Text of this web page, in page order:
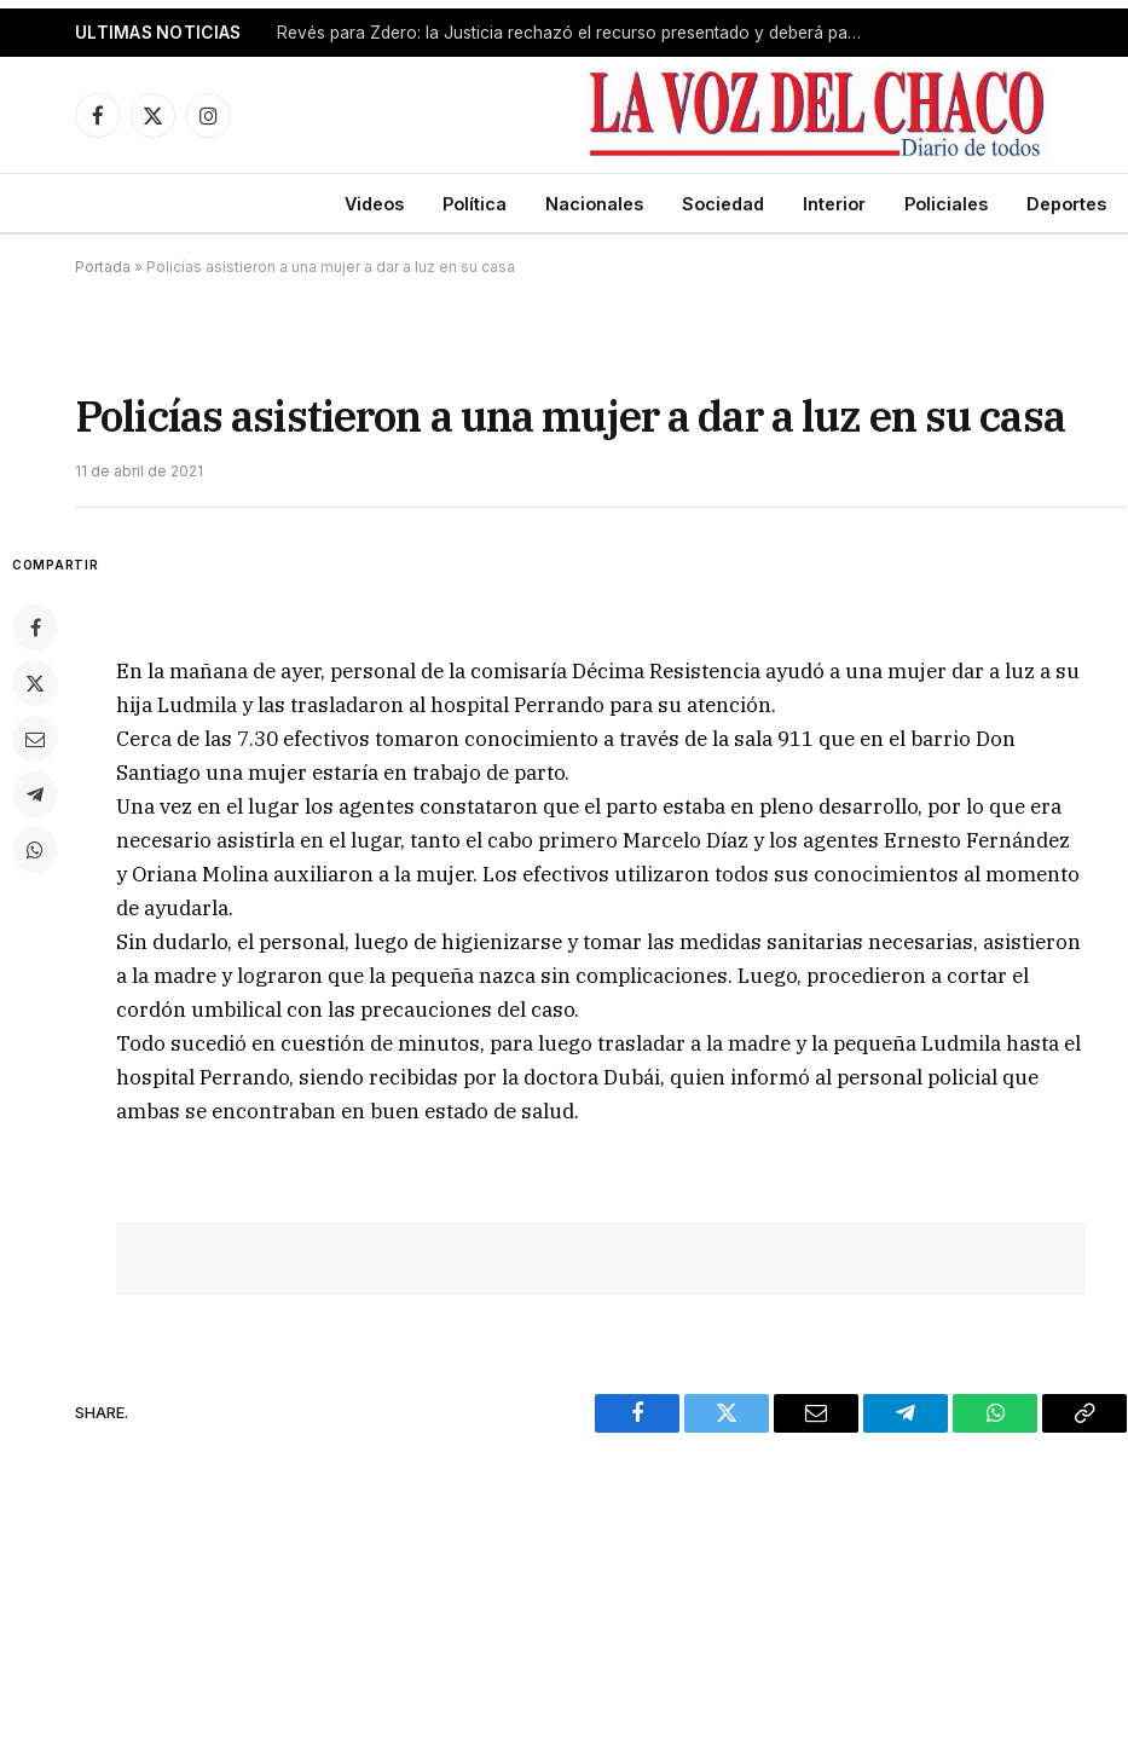
ULTIMAS NOTICIAS Revés para Zdero: la Justicia rechazó el recurso presentado y deberá pagar el fondo estímulo a trabajadores de Producción
Facebook
X
Instagram
Videos Política Nacionales Sociedad Interior Policiales Deportes
Portada » Policías asistieron a una mujer a dar a luz en su casa
Policías asistieron a una mujer a dar a luz en su casa
11 de abril de 2021
COMPARTIR
En la mañana de ayer, personal de la comisaría Décima Resistencia ayudó a una mujer dar a luz a su
hija Ludmila y las trasladaron al hospital Perrando para su atención.
Cerca de las 7.30 efectivos tomaron conocimiento a través de la sala 911 que en el barrio Don
Santiago una mujer estaría en trabajo de parto.
Una vez en el lugar los agentes constataron que el parto estaba en pleno desarrollo, por lo que era
necesario asistirla en el lugar, tanto el cabo primero Marcelo Díaz y los agentes Ernesto Fernández
y Oriana Molina auxiliaron a la mujer. Los efectivos utilizaron todos sus conocimientos al momento
de ayudarla.
Sin dudarlo, el personal, luego de higienizarse y tomar las medidas sanitarias necesarias, asistieron
a la madre y lograron que la pequeña nazca sin complicaciones. Luego, procedieron a cortar el
cordón umbilical con las precauciones del caso.
Todo sucedió en cuestión de minutos, para luego trasladar a la madre y la pequeña Ludmila hasta el
hospital Perrando, siendo recibidas por la doctora Dubái, quien informó al personal policial que
ambas se encontraban en buen estado de salud.
SHARE.
Facebook Twitter Email Telegram WhatsAppCopy